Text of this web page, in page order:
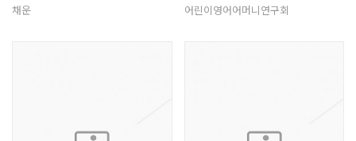
채운 어린이영어어머니연구회